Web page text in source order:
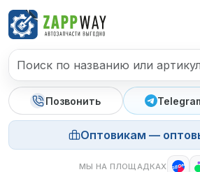
Перейти к содержимому
Позвонить
Оптовикам —
МЫ НА ПЛОЩАДКАХ